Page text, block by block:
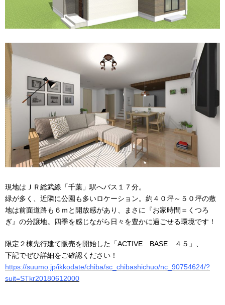
現地はＪＲ総武線「千葉」駅へバス１７分。
緑が多く、近隣に公園も多いロケーション。約４０坪～５０坪の敷
地は前面道路も６ｍと開放感があり、まさに『お家時間＝くつろ
ぎ』の分譲地。四季を感じながら日々を豊かに過ごせる環境です！
限定２棟先行建て販売を開始した「ACTIVE BASE ４５」、
下記でぜひ詳細をご確認ください！
https://suumo.jp/ikkodate/chiba/sc_chibashichuo/nc_90754624/?
suit=STkr20180612000